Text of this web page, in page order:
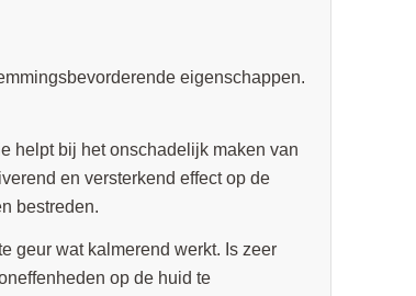
eigenschappen.
helpt bij het onschadelijk maken van
en versterkend effect op de
bestreden.
geur wat kalmerend werkt. Is zeer
op de huid te